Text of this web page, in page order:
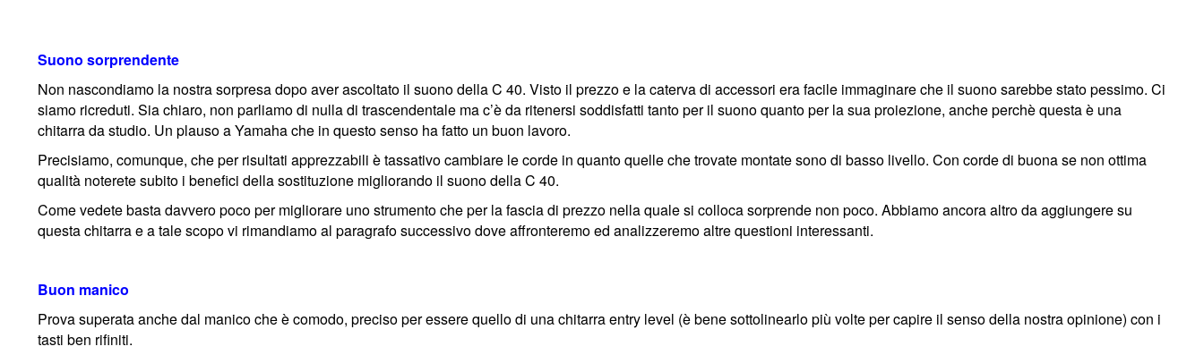
Suono sorprendente
Non nascondiamo la nostra sorpresa dopo aver ascoltato il suono della C 40. Visto il prezzo e la caterva di accessori era facile immaginare che il suono sarebbe stato pessimo. Ci
siamo ricreduti. Sia chiaro, non parliamo di nulla di trascendentale ma c’è da ritenersi soddisfatti tanto per il suono quanto per la sua proiezione, anche perchè questa è una
chitarra da studio. Un plauso a Yamaha che in questo senso ha fatto un buon lavoro.
Precisiamo, comunque, che per risultati apprezzabili è tassativo cambiare le corde in quanto quelle che trovate montate sono di basso livello. Con corde di buona se non ottima
qualità noterete subito i benefici della sostituzione migliorando il suono della C 40.
Come vedete basta davvero poco per migliorare uno strumento che per la fascia di prezzo nella quale si colloca sorprende non poco. Abbiamo ancora altro da aggiungere su
questa chitarra e a tale scopo vi rimandiamo al paragrafo successivo dove affronteremo ed analizzeremo altre questioni interessanti.
Buon manico
Prova superata anche dal manico che è comodo, preciso per essere quello di una chitarra entry level (è bene sottolinearlo più volte per capire il senso della nostra opinione) con i
tasti ben rifiniti.